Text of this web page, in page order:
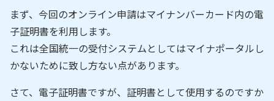
まず、今回のオンライン申請はマイナンバーカード内の電
子証明書を利用します。
これは全国統一の受付システムとしてはマイナポータルし
かないために致し方ない点があります。
さて、電子証明書ですが、証明書として使用するのですか